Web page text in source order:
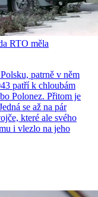
RTO měla
patrně v něm
patří k chloubám
Polonez. Přitom je
se až na pár
které ale svého
i vlezlo na jeho